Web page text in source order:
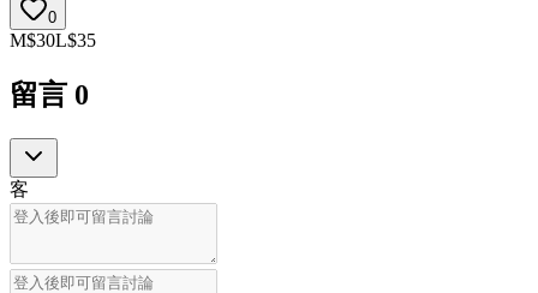
0
M$30L$35
留言 0
客